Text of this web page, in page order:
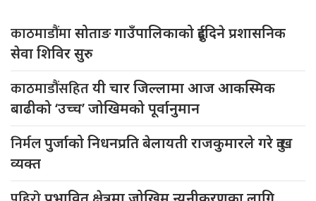
काठमाडौंमासोताङ गाउँपालिकाको दुईदिने प्रशासनिक
सेवा शिविर सुरु
काठमाडौंसहितयी चार जिल्लामा आज आकस्मिक
बाढीको ‘उच्च’ जोखिमको पूर्वानुमान
निर्मलपुर्जाको निधनप्रति बेलायती राजकुमारले गरे दुःख
व्यक्त